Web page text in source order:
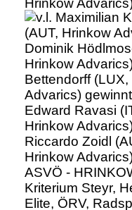
Hrinkow
Bettendorff
Advarics)
Edward Ravasi
Hrinkow
Riccardo Zoidl
Hrinkow
ASVÖ -
Kriterium Steyr,
Elite, ÖRV,
Mountainbike,
Rennrad